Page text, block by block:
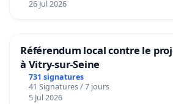
26 Jul 2026
Référendum local contre le
à Vitry-sur-Seine
731 signatures
41 Signatures / 7 jours
5 Jul 2026